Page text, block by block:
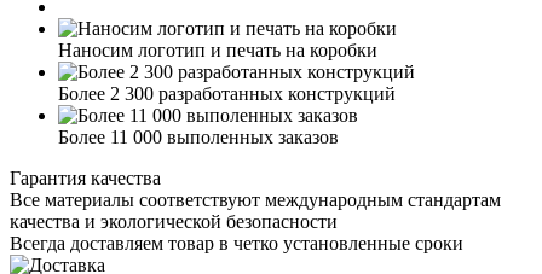
Наносим логотип и печать на коробки
Более 2 300 разработанных конструкций
Более 11 000 выполенных заказов
Гарантия качества
Все материалы соответствуют международным стандартам
качества и экологической безопасности
Всегда доставляем товар в четко установленные сроки